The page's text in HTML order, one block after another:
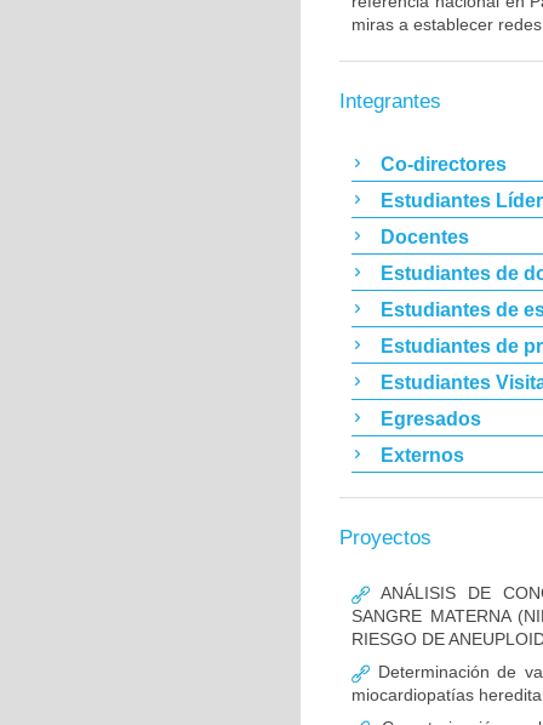
miras a establecer
Integrantes
Co-directores
Estudiantes
Docentes
Estudiantes de
Estudiantes de
Estudiantes de
Estudiantes
Egresados
Externos
Proyectos
ANÁLISIS DE
SANGRE MATERNA
RIESGO DE
Determinación de
miocardiopatías